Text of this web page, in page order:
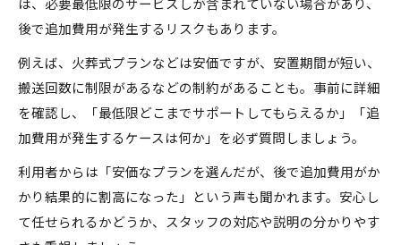
後で追加費用が発生するリスクもあります。
例えば、火葬式プランなどは安価ですが、安置期間が短い、
搬送回数に制限があるなどの制約があることも。事前に詳細
を確認し、「最低限どこまでサポートしてもらえるか」「追
加費用が発生するケースは何か」を必ず質問しましょう。
利用者からは「安価なプランを選んだが、後で追加費用がか
かり結果的に割高になった」という声も聞かれます。安心し
て任せられるかどうか、スタッフの対応や説明の分かりやす